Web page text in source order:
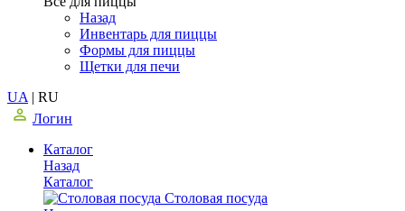
Назад
Инвентарь для пиццы
Формы для пиццы
Щетки для печи
UA | RU
Логин
Каталог
Назад
Каталог
Столовая посуда